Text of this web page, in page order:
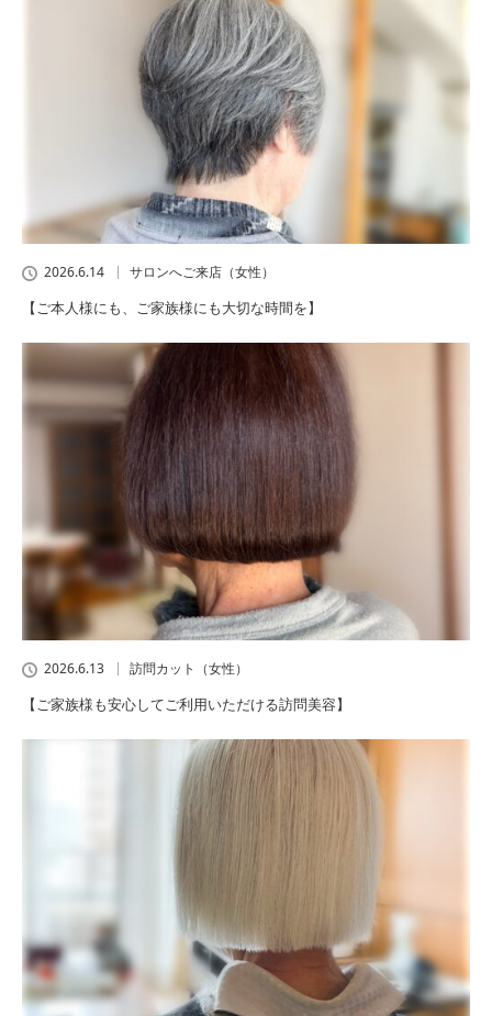
2026.6.14 サロンへご来店（女性）
【ご本人様にも、ご家族様にも大切な時間を】
2026.6.13 訪問カット（女性）
【ご家族様も安心してご利用いただける訪問美容】